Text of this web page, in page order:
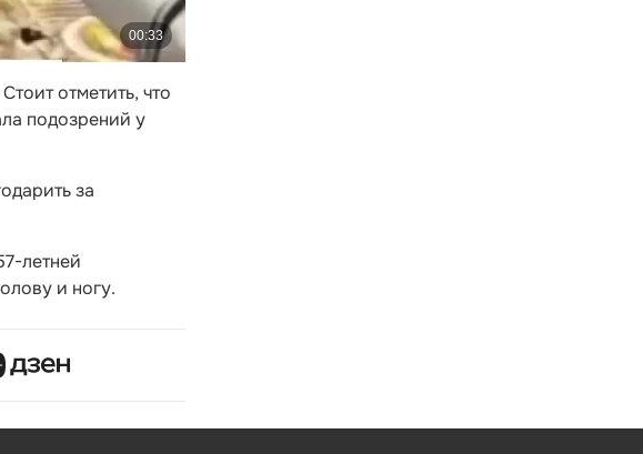
отметить, что
подозрений у
за
летней
и ногу.